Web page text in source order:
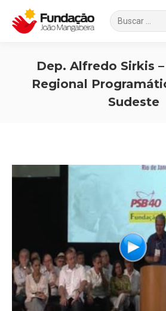
Search:
Dep. Alfredo Sirkis
Regional
Sudeste